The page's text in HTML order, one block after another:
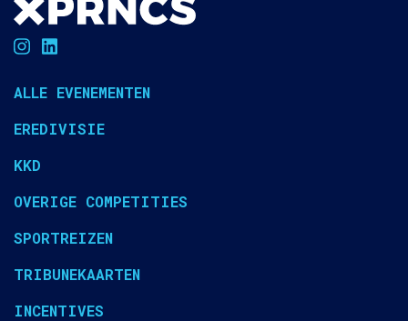
ALLE EVENEMENTEN
EREDIVISIE
KKD
OVERIGE COMPETITIES
SPORTREIZEN
TRIBUNEKAARTEN
INCENTIVES